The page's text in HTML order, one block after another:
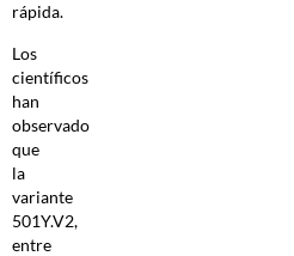
rápida.
Los
científicos
han
observado
que
la
variante
501Y.V2,
entre